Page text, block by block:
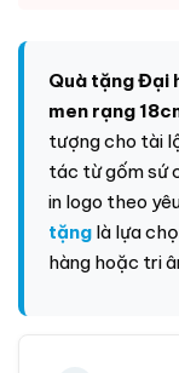
Quà tặng Đại
men rạng
tượng cho tài
tác từ gốm sứ
in logo theo
tặng là lựa
hàng hoặc tri